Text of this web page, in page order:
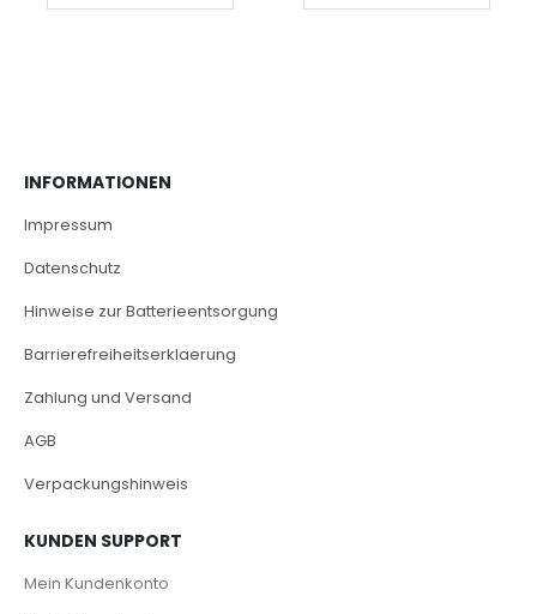
INFORMATIONEN
Impressum
Datenschutz
Hinweise zur Batterieentsorgung
Barrierefreiheitserklaerung
Zahlung und Versand
AGB
Verpackungshinweis
KUNDEN SUPPORT
Mein Kundenkonto